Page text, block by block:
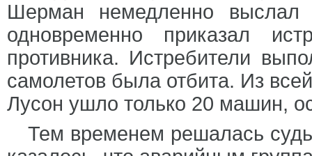
Шерман немедленно
одновременно приказал
противника. Истребители
самолетов была отбита. Из
Лусон ушло только 20 машин,
Тем временем решалась